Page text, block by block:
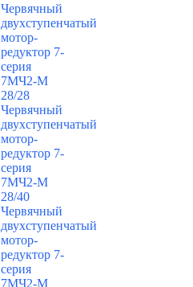
Червячный
двухступенчатый
мотор-
редуктор 7-
серия
7МЧ2-М
28/28
Червячный
двухступенчатый
мотор-
редуктор 7-
серия
7МЧ2-М
28/40
Червячный
двухступенчатый
мотор-
редуктор 7-
серия
7МЧ2-М